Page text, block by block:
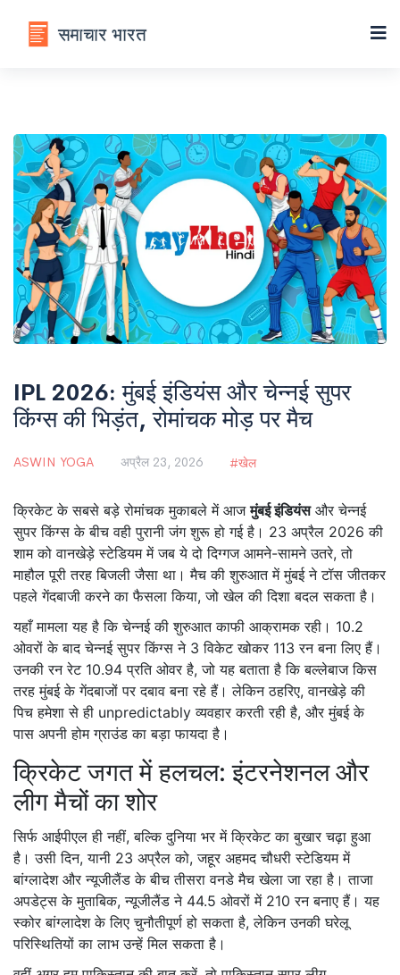
IPL 2026: मुंबई इंडियंस और चेन्नई सुपर
किंग्स की भिड़ंत, रोमांचक मोड़ पर मैच
ASWIN YOGA अप्रैल 23, 2026 खेल
क्रिकेट के सबसे बड़े रोमांचक मुकाबले में आजमुंबई इंडियंसऔरचेन्नई
सुपर किंग्स के बीच वही पुरानी जंग शुरू हो गई है। 23 अप्रैल 2026 की
शाम कोवानखेड़े स्टेडियममें जब ये दो दिग्गज आमने-सामने उतरे, तो
माहौल पूरी तरह बिजली जैसा था। मैच की शुरुआत में मुंबई ने टॉस जीतकर
पहले गेंदबाजी करने का फैसला किया, जो खेल की दिशा बदल सकता है।
यहाँ मामला यह है कि चेन्नई की शुरुआत काफी आक्रामक रही। 10.2
ओवरों के बादचेन्नई सुपर किंग्स ने 3 विकेट खोकर 113 रन बना लिए हैं।
उनकी रन रेट 10.94 प्रति ओवर है, जो यह बताता है कि बल्लेबाज किस
तरह मुंबई के गेंदबाजों पर दबाव बना रहे हैं। लेकिन ठहरिए, वानखेड़े की
पिच हमेशा से ही unpredictably व्यवहार करती रही है, और मुंबई के
पास अपनी होम ग्राउंड का बड़ा फायदा है।
क्रिकेट जगत में हलचल: इंटरनेशनल और
लीग मैचों का शोर
सिर्फ आईपीएल ही नहीं, बल्कि दुनिया भर में क्रिकेट का बुखार चढ़ा हुआ
है। उसी दिन, यानी 23 अप्रैल को,जहूर अहमद चौधरी स्टेडियममें
बांग्लादेशऔरन्यूजीलैंड के बीच तीसरा वनडे मैच खेला जा रहा है। ताजा
अपडेट्स के मुताबिक, न्यूजीलैंड ने 44.5 ओवरों में 210 रन बनाए हैं। यह
स्कोर बांग्लादेश के लिए चुनौतीपूर्ण हो सकता है, लेकिन उनकी घरेलू
परिस्थितियों का लाभ उन्हें मिल सकता है।